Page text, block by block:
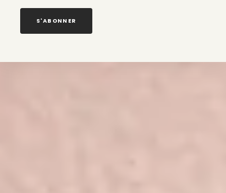
S'ABONNER